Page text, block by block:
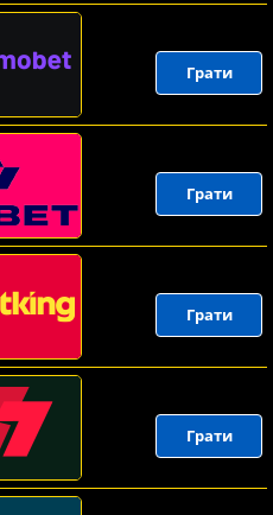
Грати
Грати
Грати
Грати